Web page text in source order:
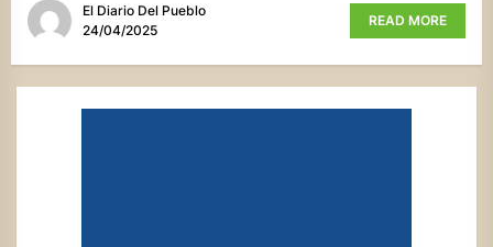
El Diario Del Pueblo
24/04/2025
READ MORE